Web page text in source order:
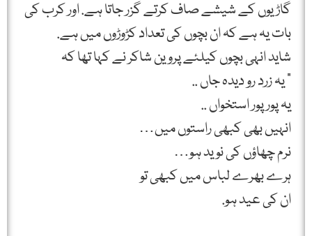
گاڑیوں کے شیشے صاف کرتے گزر جاتا ہے. اور کرب کی
بات یہ ہے کہ ان بچوں کی تعداد کڑوڑوں میں ہے.
شاید انہی بچوں کیلئے پروین شاکر نے کہا تھا کہ
” یہ زرد رو دیدہ جاں ..
یہ پور پور استخواں ..
انہیں بھی کبھی راستوں میں…
نرم چھاؤں کی نوید ہو…
ہرے بھرے لباس میں کبھی تو
ان کی عید ہو.